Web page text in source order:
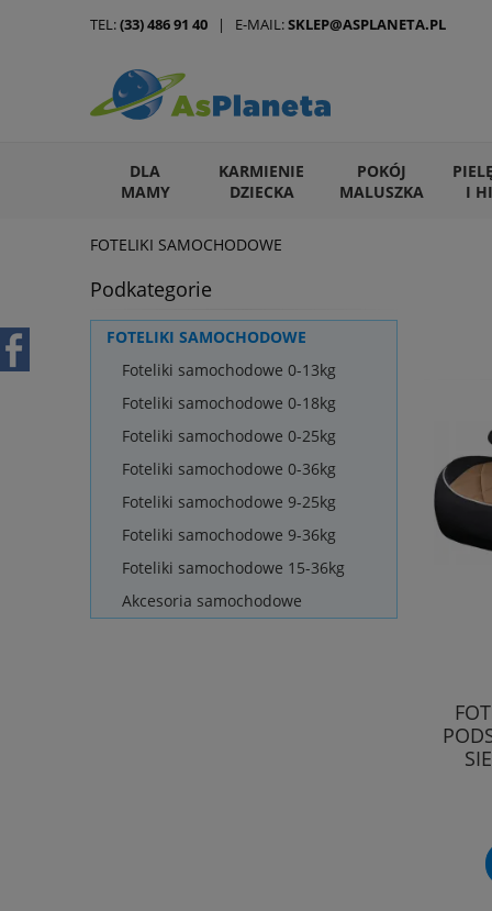
DLA
MAMY
KARMIENIE
DZIECKA
POKÓJ
MALUSZKA
I
ARTYKUŁY DLA ZWIERZĄT
FOTELIKI SAMOCHODOWE
TEL:(33) 486 91 40 | E-MAIL:SKLEP@ASPLANETA.PL
Podkategorie
FOTELIKI SAMOCHODOWE
Foteliki samochodowe 0-13kg
Foteliki samochodowe 0-18kg
Foteliki samochodowe 0-25kg
Foteliki samochodowe 0-36kg
Foteliki samochodowe 9-25kg
Foteliki samochodowe 9-36kg
Foteliki samochodowe 15-36kg
Akcesoria samochodowe